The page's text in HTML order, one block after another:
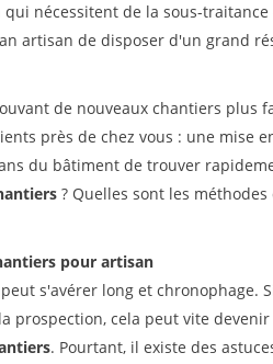
nécessitent de la sous-
artisan de disposer d'un grand
de nouveaux chantiers plus
près de chez vous : une mise
du bâtiment de trouver
? Quelles sont les
pour artisan
peut s'avérer long et chronophage.
prospection, cela peut vite
. Pourtant, il existe des